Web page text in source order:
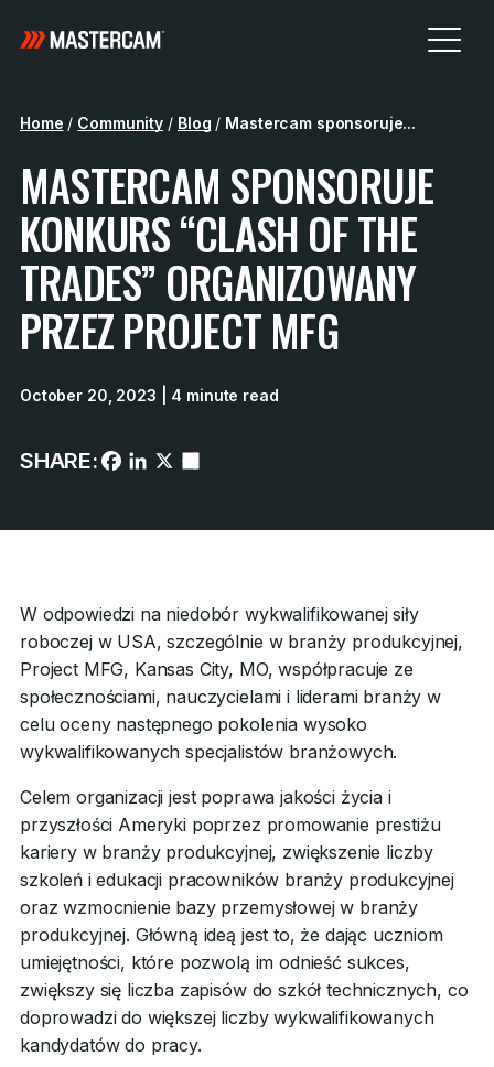
Home / Community / Blog / Mastercam sponsoruje...
MASTERCAM SPONSORUJE
KONKURS “CLASH OF THE
TRADES” ORGANIZOWANY
PRZEZ PROJECT MFG
October 20, 2023 | 4 minute read
SHARE:
W odpowiedzi na niedobór wykwalifikowanej siły
roboczej w USA, szczególnie w branży produkcyjnej,
Project MFG, Kansas City, MO, współpracuje ze
społecznościami, nauczycielami i liderami branży w
celu oceny następnego pokolenia wysoko
wykwalifikowanych specjalistów branżowych.
Celem organizacji jest poprawa jakości życia i
przyszłości Ameryki poprzez promowanie prestiżu
kariery w branży produkcyjnej, zwiększenie liczby
szkoleń i edukacji pracowników branży produkcyjnej
oraz wzmocnienie bazy przemysłowej w branży
produkcyjnej. Główną ideą jest to, że dając uczniom
umiejętności, które pozwolą im odnieść sukces,
zwiększy się liczba zapisów do szkół technicznych, co
doprowadzi do większej liczby wykwalifikowanych
kandydatów do pracy.